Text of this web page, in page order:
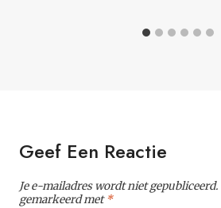
Geef Een Reactie
Je e-mailadres wordt niet gepubliceerd.
gemarkeerd met*